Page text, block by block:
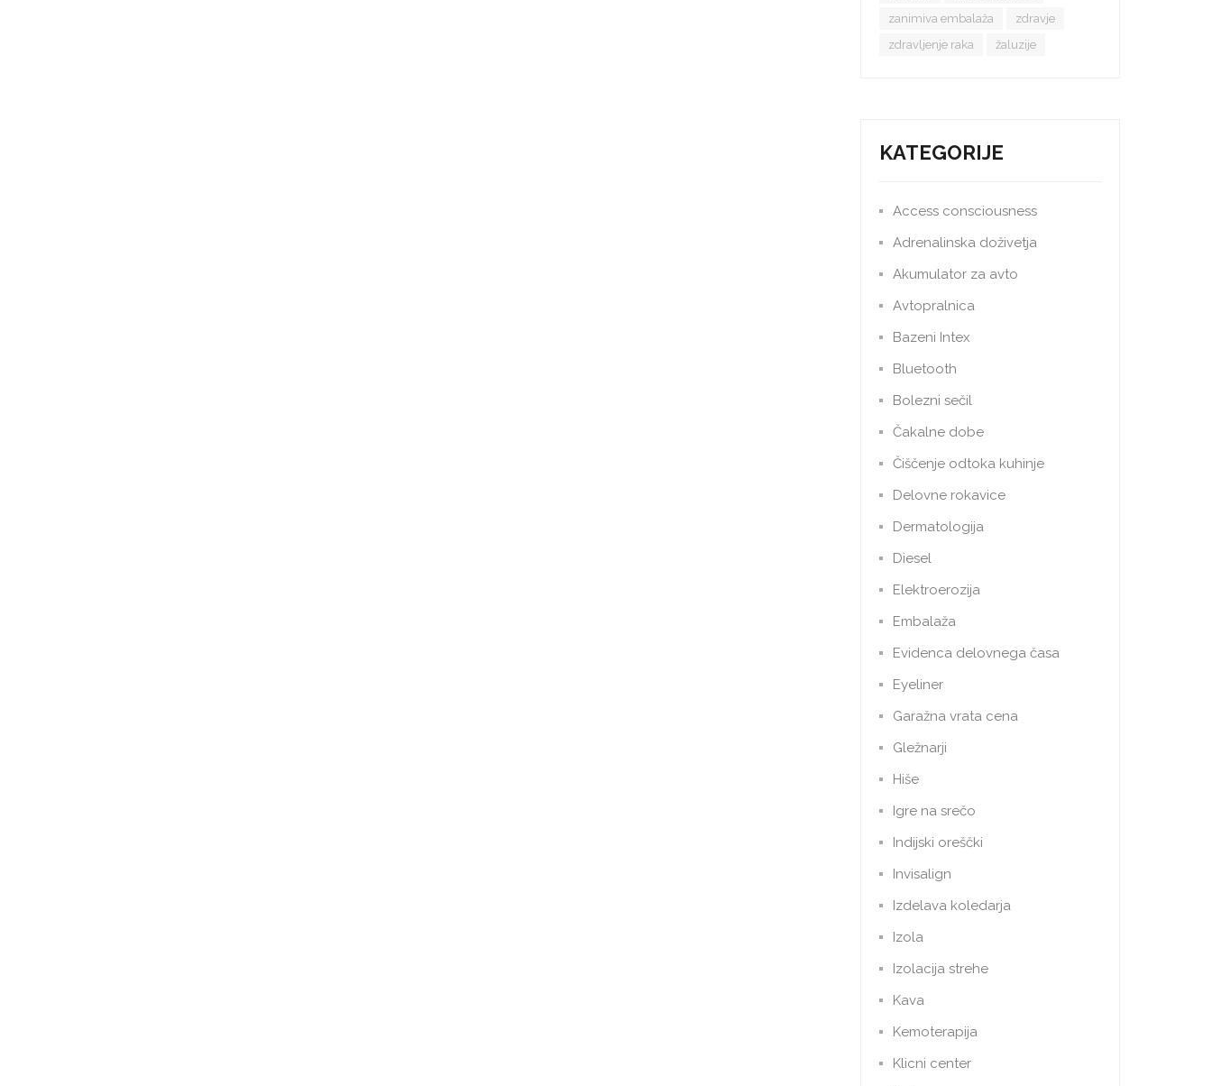
zanimiva embalaža
zdravje
zdravljenje raka
žaluzije
KATEGORIJE
Access consciousness
Adrenalinska doživetja
Akumulator za avto
Avtopralnica
Bazeni Intex
Bluetooth
Bolezni sečil
Čakalne dobe
Čiščenje odtoka kuhinje
Delovne rokavice
Dermatologija
Diesel
Elektroerozija
Embalaža
Evidenca delovnega časa
Eyeliner
Garažna vrata cena
Gležnarji
Hiše
Igre na srečo
Indijski oreščki
Invisalign
Izdelava koledarja
Izola
Izolacija strehe
Kava
Kemoterapija
Klicni center